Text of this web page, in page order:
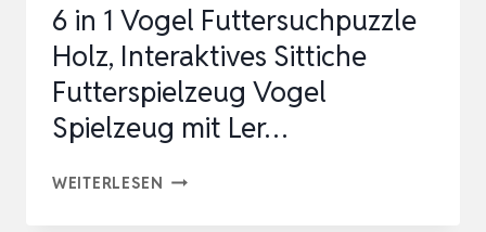
6 in 1 Vogel Futtersuchpuzzle
Holz, Interaktives Sittiche
Futterspielzeug Vogel
Spielzeug mit Ler…
WEITERLESEN 6